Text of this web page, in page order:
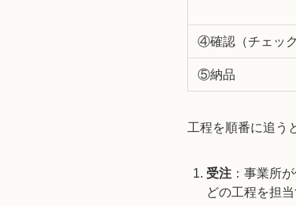
④確認（チェック
⑤納品
工程を順番に追う
受注 ：事業所
どの工程を担